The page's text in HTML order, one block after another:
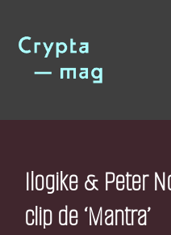
Saltar
contenido
Ilogike & Peter
clip de ‘Mantra’